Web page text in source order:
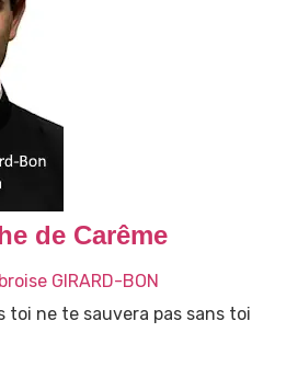
de Carême
GIRARD-BON
toi ne te sauvera pas sans toi